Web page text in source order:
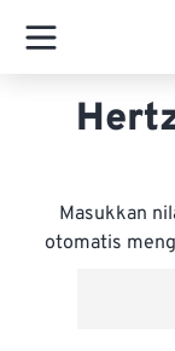
Masukkan
otomatis